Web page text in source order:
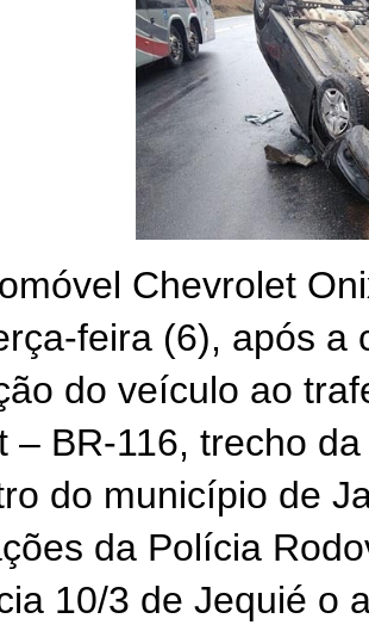
Chevrolet
feira (6), após a
do veículo ao
– BR-116, trecho
do município de
da Polícia
10/3 de Jequié o